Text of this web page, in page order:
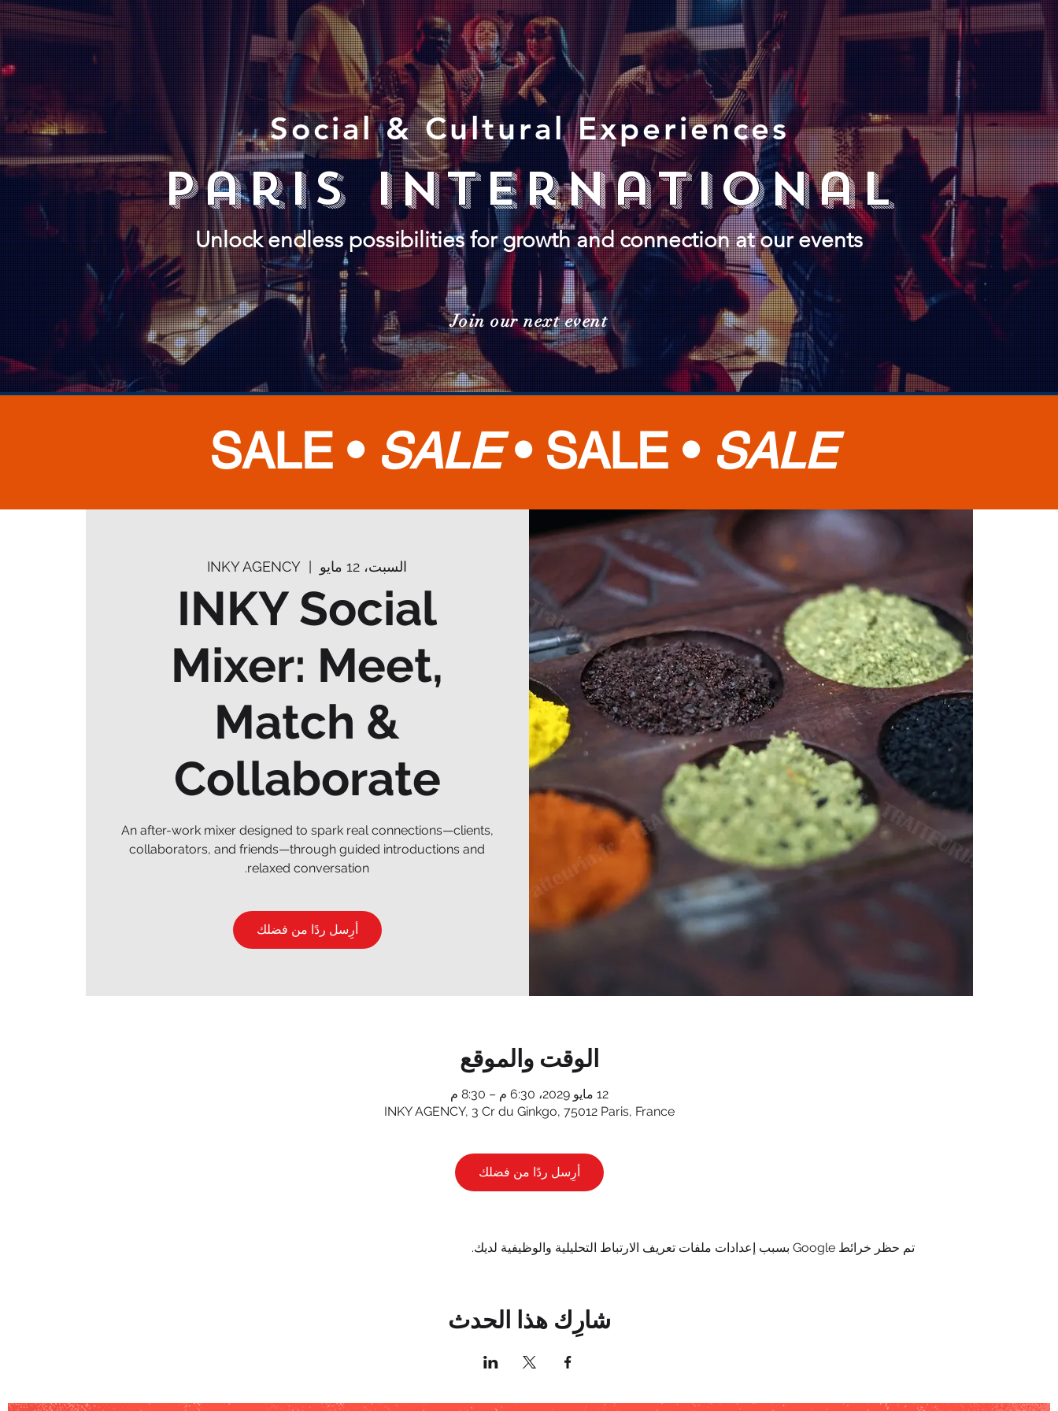
Social & Cultural Experiences
paris international
Unlock endless possibilities for growth and connection at our events
Join our next event
SALE • SALE• SALE • SALE
السبت، 12 مايو INKY AGENCY
INKY Social
Mixer: Meet,
Match &
Collaborate
An after-work mixer designed to spark real connections—clients,
collaborators, and friends—through guided introductions and
relaxed conversation.
أرِسل ردًا من فضلك
الوقت والموقع
12 مايو 2029، 6:30 م – 8:30 م
INKY AGENCY, 3 Cr du Ginkgo, 75012 Paris, France
أرِسل ردًا من فضلك
تم حظر خرائط Google بسبب إعدادات ملفات تعريف الارتباط التحليلية والوظيفية لديك.
شارِك هذا الحدث